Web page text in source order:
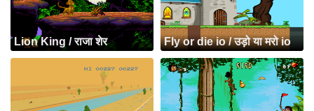
Lion King / राजा शेर Fly or die io / उड़ो या मरो io